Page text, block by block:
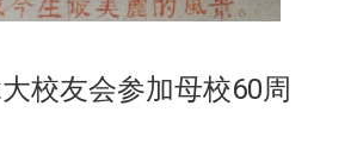
友会
校友会参加母校60周